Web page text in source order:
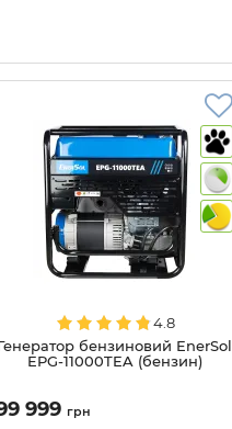
4.8
бензиновий EnerSol
EPG-11000TEA (бензин)
999 грн